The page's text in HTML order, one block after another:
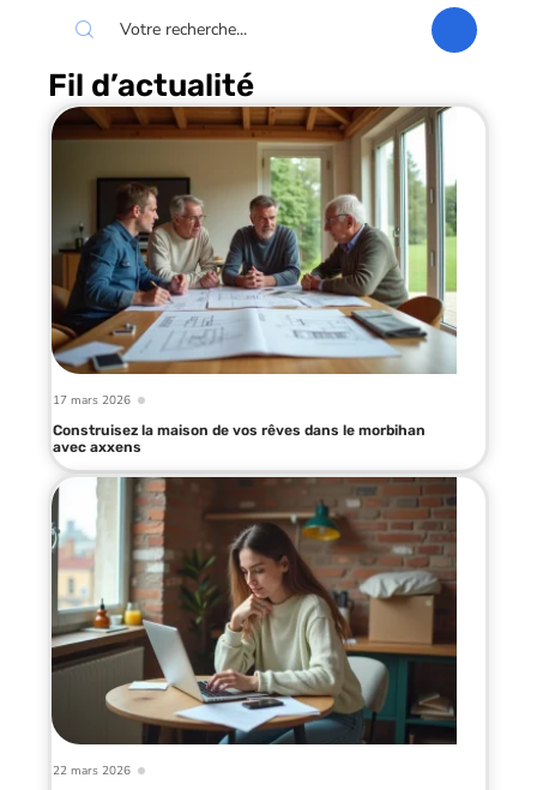
Fil d’actualité
17 mars 2026
Construisez la maison de vos rêves dans le morbihan
avec axxens
22 mars 2026